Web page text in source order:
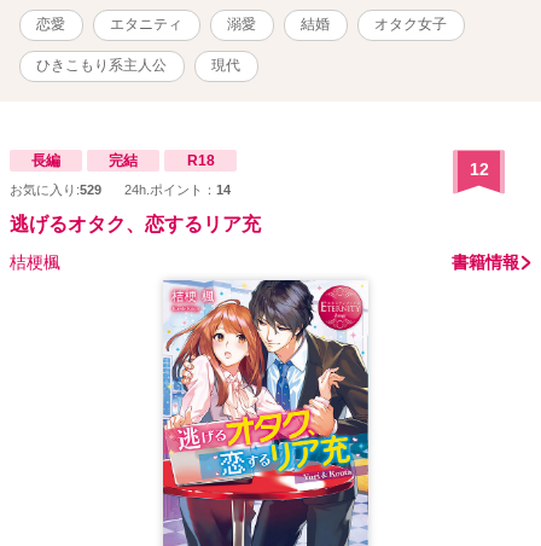
恋愛 エタニティ 溺愛 結婚 オタク女子
ひきこもり系主人公 現代
長編 完結 R18
お気に入り:529 24h.ポイント： 14
12
逃げるオタク、恋するリア充
桔梗楓 書籍情報